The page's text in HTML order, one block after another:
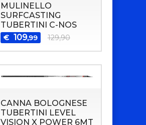
MULINELLO
SURFCASTING
TUBERTINI C-NOS
€ 109,99 129,90
CANNA BOLOGNESE
TUBERTINI LEVEL
VISION X POWER 6MT